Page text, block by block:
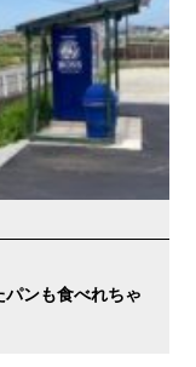
ンも食べれちゃ